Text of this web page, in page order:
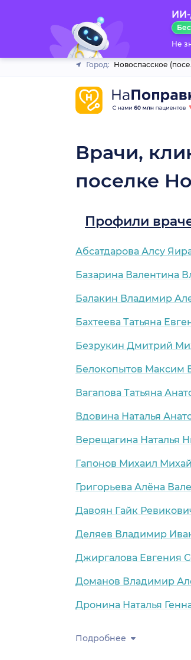
ИИ-
Не
Город: Новоспасское
Врачи,
поселке
Профили
Абсатдарова Алсу
Базарина Валентина
Балакин Владимир
Бахтеева Татьяна
Безрукин Дмитрий
Белокопытов Максим
Вагапова Татьяна
Вдовина Наталья
Верещагина Наталья
Гапонов Михаил
Григорьева Алёна
Давоян Гайк
Деляев Владимир
Джиргалова Евгения
Доманов Владимир
Дронина Наталья
Подробнее